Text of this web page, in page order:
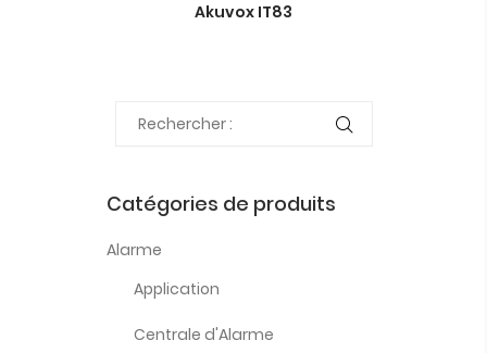
Akuvox IT83
Catégories de produits
Alarme
Application
Centrale d'Alarme